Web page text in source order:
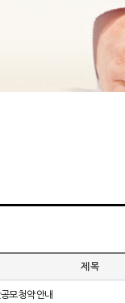
제 목
모 청약 안내